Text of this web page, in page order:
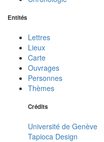
Entités
Lettres
Lieux
Carte
Ouvrages
Personnes
Thèmes
Crédits
Université de Genève
Tapioca Design